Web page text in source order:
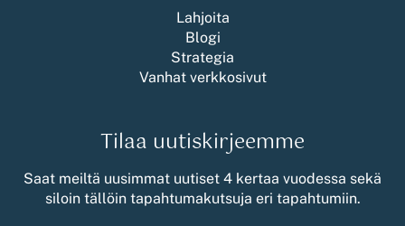
Lahjoita
Blogi
Strategia
Vanhat verkkosivut
Tilaa uutiskirjeemme
Saat meiltä uusimmat uutiset 4 kertaa vuodessa sekä
siloin tällöin tapahtumakutsuja eri tapahtumiin.